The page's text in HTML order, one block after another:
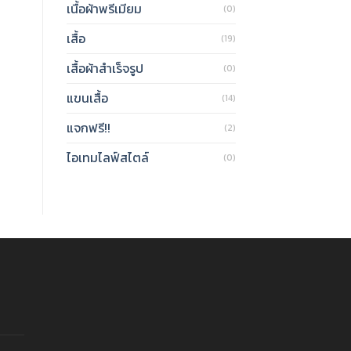
เนื้อผ้าพรีเมียม (0)
เสื้อ (19)
เสื้อผ้าสำเร็จรูป (0)
แขนเสื้อ (14)
แจกฟรี!! (2)
ไอเทมไลฟ์สไตล์ (0)